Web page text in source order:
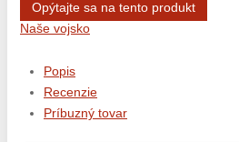
Opýtajte sa na tento produkt
Naše vojsko
Popis
Recenzie
Príbuzný tovar